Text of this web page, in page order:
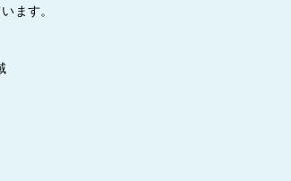
ます。